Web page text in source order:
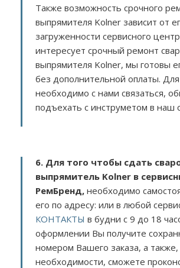
Также возможность срочного
выпрямителя Kolner зависит от
загруженности сервисного
интересует срочный ремонт
выпрямителя Kolner, мы готовы
без дополнительной оплаты.
необходимо с нами связаться,
подъехать с инструметом в наш
6. Для того чтобы сдать
выпрямитель Kolner в
РемБренд, необходимо
его по адресу: или в любой
КОНТАКТЫ в будни с 9 до 18
оформлении Вы получите
номером Вашего заказа, а также,
необходимости, сможете